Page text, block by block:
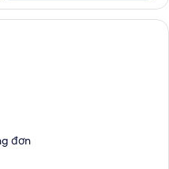
Swim-Up Room | Bộ trải
đơn